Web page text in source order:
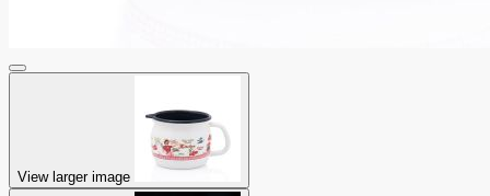
View larger image